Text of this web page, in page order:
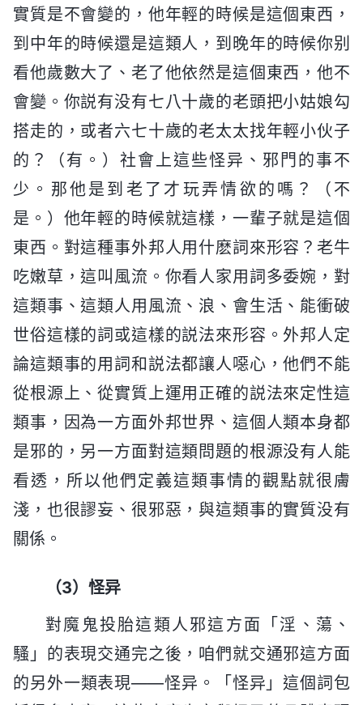
實質是不會變的，他年輕的時候是這個東西，
到中年的時候還是這類人，到晚年的時候你别
看他歲數大了、老了他依然是這個東西，他不
會變。你説有没有七八十歲的老頭把小姑娘勾
搭走的，或者六七十歲的老太太找年輕小伙子
的？（有。）社會上這些怪异、邪門的事不
少。那他是到老了才玩弄情欲的嗎？（不
是。）他年輕的時候就這樣，一輩子就是這個
東西。對這種事外邦人用什麽詞來形容？老牛
吃嫩草，這叫風流。你看人家用詞多委婉，對
這類事、這類人用風流、浪、會生活、能衝破
世俗這樣的詞或這樣的説法來形容。外邦人定
論這類事的用詞和説法都讓人噁心，他們不能
從根源上、從實質上運用正確的説法來定性這
類事，因為一方面外邦世界、這個人類本身都
是邪的，另一方面對這類問題的根源没有人能
看透，所以他們定義這類事情的觀點就很膚
淺，也很謬妄、很邪惡，與這類事的實質没有
關係。
（3）怪异
對魔鬼投胎這類人邪這方面「淫、蕩、
騷」的表現交通完之後，咱們就交通邪這方面
的另外一類表現——怪异。「怪异」這個詞包